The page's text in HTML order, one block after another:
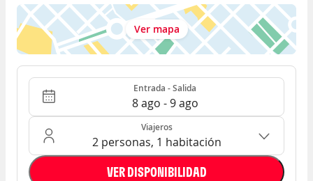
Ver mapa
Entrada - Salida Entrada - Salida
8 ago - 9 ago
Ocupación: 2 personas, 1 habitación
Viajeros
2 personas, 1 habitación
VER DISPONIBILIDAD